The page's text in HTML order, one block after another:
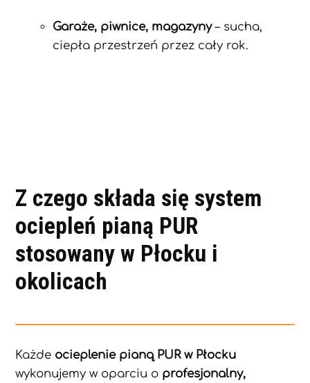
Garaże, piwnice, magazyny– sucha,
ciepła przestrzeń przez cały rok.
Z czego składa się system
ociepleń pianą PUR
stosowany w Płocku i
okolicach
Każde ocieplenie pianą PUR w Płocku
wykonujemy w oparciu o profesjonalny,